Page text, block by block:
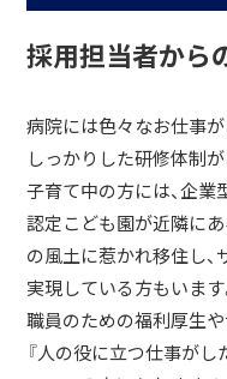
採用担当者から
病院には色々なお仕事が
しっかりした研修体制
子育て中の方には、企
認定こども園が近隣に
の風土に惹かれ移住し
実現している方もいます
職員のための福利厚生
『人の役に立つ仕事がし